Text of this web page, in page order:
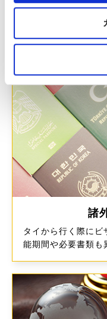
リエ
タイを出国すると
が必要です。2種類
諸
タイから行く際に
能期間や必要書類も